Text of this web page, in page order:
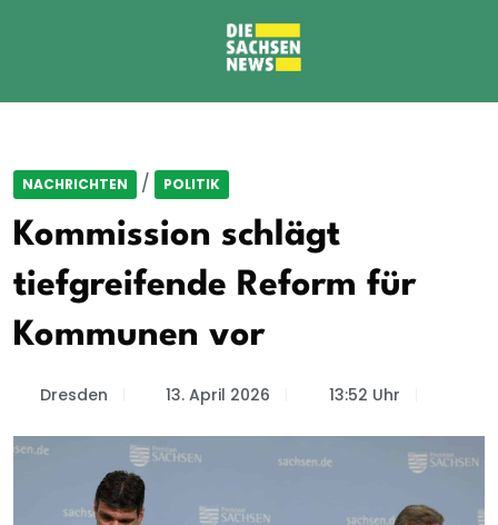
NACHRICHTEN / POLITIK
Kommission schlägt
tiefgreifende Reform für
Kommunen vor
Dresden 13. April 2026 13:52 Uhr